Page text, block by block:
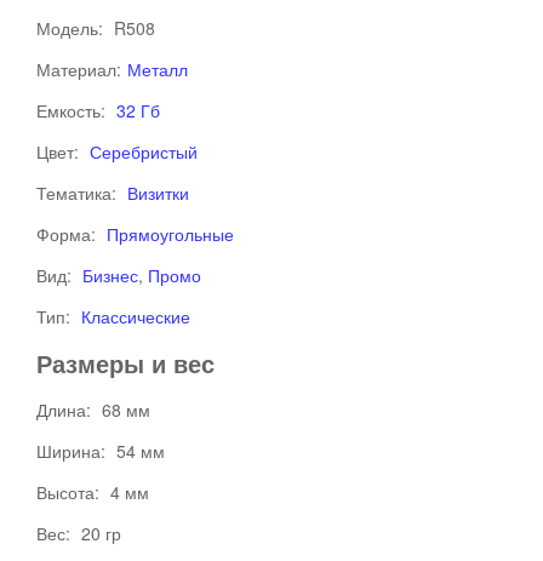
Модель: R508
Материал: Металл
Емкость: 32 Гб
Цвет: Серебристый
Тематика: Визитки
Форма: Прямоугольные
Вид: Бизнес, Промо
Тип: Классические
Размеры и вес
Длина: 68 мм
Ширина: 54 мм
Высота: 4 мм
Вес: 20 гр